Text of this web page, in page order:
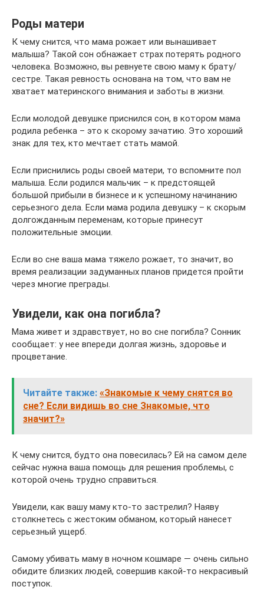
Роды матери
К чему снится, что мама рожает или вынашивает
малыша? Такой сон обнажает страх потерять родного
человека. Возможно, вы ревнуете свою маму к брату/
сестре. Такая ревность основана на том, что вам не
хватает материнского внимания и заботы в жизни.
Если молодой девушке приснился сон, в котором мама
родила ребенка – это к скорому зачатию. Это хороший
знак для тех, кто мечтает стать мамой.
Если приснились роды своей матери, то вспомните пол
малыша. Если родился мальчик – к предстоящей
большой прибыли в бизнесе и к успешному начинанию
серьезного дела. Если мама родила девушку – к скорым
долгожданным переменам, которые принесут
положительные эмоции.
Если во сне ваша мама тяжело рожает, то значит, во
время реализации задуманных планов придется пройти
через многие преграды.
Увидели, как она погибла?
Мама живет и здравствует, но во сне погибла? Сонник
сообщает: у нее впереди долгая жизнь, здоровье и
процветание.
Читайте также: «Знакомые к чему снятся во
сне? Если видишь во сне Знакомые, что
значит?»
К чему снится, будто она повесилась? Ей на самом деле
сейчас нужна ваша помощь для решения проблемы, с
которой очень трудно справиться.
Увидели, как вашу маму кто-то застрелил? Наяву
столкнетесь с жестоким обманом, который нанесет
серьезный ущерб.
Самому убивать маму в ночном кошмаре — очень сильно
обидите близких людей, совершив какой-то некрасивый
поступок.